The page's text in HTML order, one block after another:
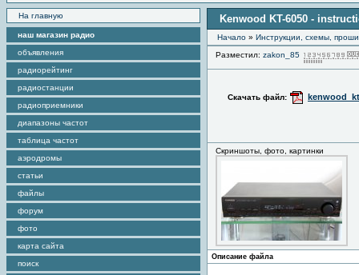
На главную
наш магазин радио
объявления
радиорейтинг
радиостанции
радиоприемники
диапазоны частот
таблица частот
аэродромы
статьи
файлы
форум
фото
карта сайта
поиск
Kenwood KT-6050 -
Начало » Инструкции, схемы,
Разместил: zakon_85
Скачать файл:
Скриншоты, фото, картинки
Описание файла